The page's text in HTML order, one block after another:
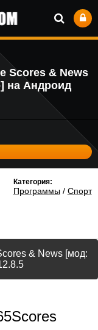
Scores & News
на Андроид
Категория:
Программы/ Спорт
& News [мод: